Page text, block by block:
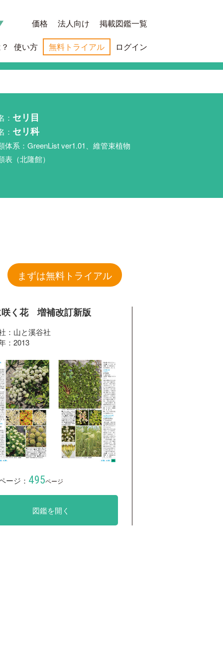
価格 法人向け 掲載図鑑一覧
使い方 無料トライアル ログイン
： セリ目
： セリ科
体系：GreenList ver1.01、維管束植物
表（北隆館）
まずは無料トライアル
咲く花 増補改訂新版
：山と溪谷社
：2013
ージ： 495ページ
図鑑を開く